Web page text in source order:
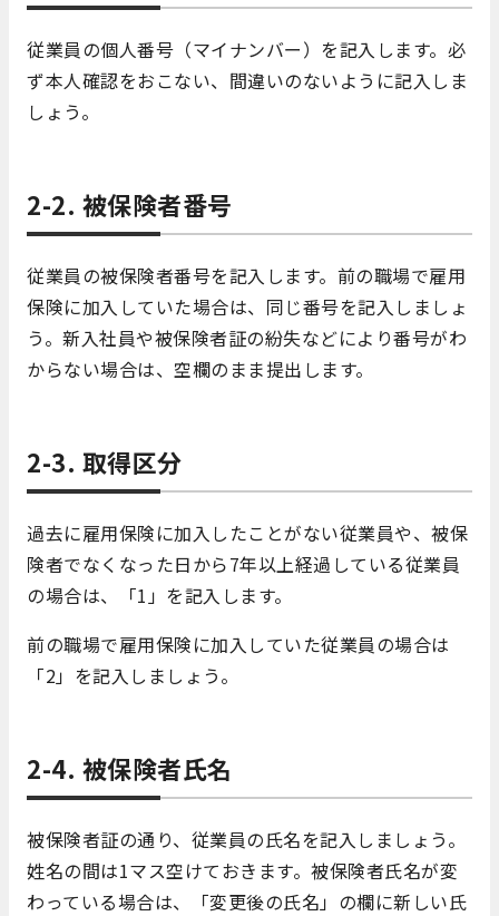
従業員の個人番号（マイナンバー）を記入します。必
ず本人確認をおこない、間違いのないように記入しま
しょう。
2-2. 被保険者番号
従業員の被保険者番号を記入します。前の職場で雇用
保険に加入していた場合は、同じ番号を記入しましょ
う。新入社員や被保険者証の紛失などにより番号がわ
からない場合は、空欄のまま提出します。
2-3. 取得区分
過去に雇用保険に加入したことがない従業員や、被保
険者でなくなった日から7年以上経過している従業員
の場合は、「1」を記入します。
前の職場で雇用保険に加入していた従業員の場合は
「2」を記入しましょう。
2-4. 被保険者氏名
被保険者証の通り、従業員の氏名を記入しましょう。
姓名の間は1マス空けておきます。被保険者氏名が変
わっている場合は、「変更後の氏名」の欄に新しい氏